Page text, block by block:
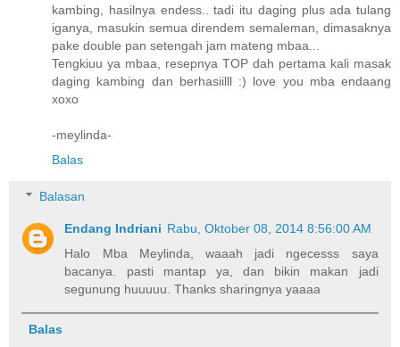
kambing, hasilnya endess.. tadi itu daging plus ada tulang
iganya, masukin semua direndem semaleman, dimasaknya
pake double pan setengah jam mateng mbaa...
Tengkiuu ya mbaa, resepnya TOP dah pertama kali masak
daging kambing dan berhasiilll :) love you mba endaang
xoxo
-meylinda-
Balas
Balasan
Endang Indriani Rabu, Oktober 08, 2014 8:56:00 AM
Halo Mba Meylinda, waaah jadi ngecesss saya
bacanya. pasti mantap ya, dan bikin makan jadi
segunung huuuuu. Thanks sharingnya yaaaa
Balas